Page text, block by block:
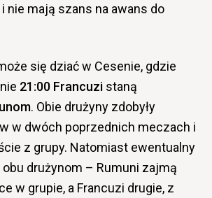
nie mają szans na awans do
się dziać w Cesenie, gdzie
21:00 Francuzi staną
. Obie drużyny zdobyły
w dwóch poprzednich meczach i
z grupy. Natomiast ewentualny
drużynom – Rumuni zajmą
w grupie, a Francuzi drugie, z